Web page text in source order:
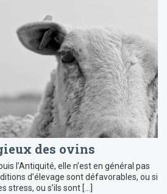
des ovins
l’Antiquité, elle n’est en général pas
d’élevage sont défavorables, ou si
stress, ou s’ils sont […]